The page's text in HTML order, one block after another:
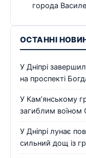
города
ОСТАННІ
У Дніпрі
на проспекті
У Кам’янському
загиблим воїном
У Дніпрі лунає
сильний дощ із